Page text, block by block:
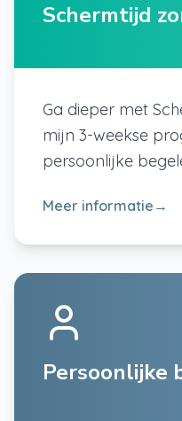
Schermtijd
Ga dieper met
mijn 3-weekse
persoonlijke
Meer informatie →
Persoonlijke